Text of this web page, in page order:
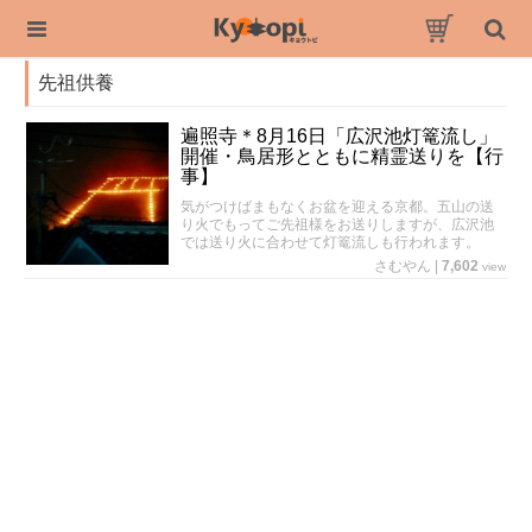
先祖供養
遍照寺＊8月16日「広沢池灯篭流し」
開催・鳥居形とともに精霊送りを【行
事】
気がつけばまもなくお盆を迎える京都。五山の送
り火でもってご先祖様をお送りしますが、広沢池
では送り火に合わせて灯篭流しも行われます。
さむやん
7,602 view